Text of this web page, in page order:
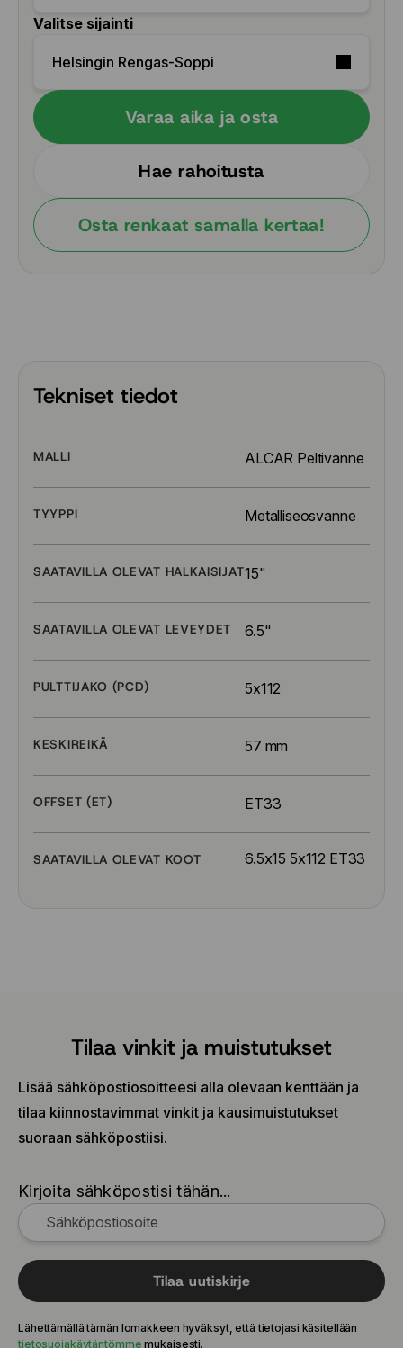
Valitse sijainti
Helsingin Rengas-Soppi
Varaa aika ja osta
Hae rahoitusta
Osta renkaat samalla kertaa!
Tekniset tiedot
MALLI ALCAR Peltivanne
TYYPPI Metalliseosvanne
SAATAVILLA OLEVAT HALKAISIJAT15"
SAATAVILLA OLEVAT LEVEYDET 6.5"
PULTTIJAKO (PCD) 5x112
KESKIREIKÄ 57 mm
OFFSET (ET) ET33
SAATAVILLA OLEVAT KOOT 6.5x15 5x112 ET33
Tilaa vinkit ja muistutukset
Lisää sähköpostiosoitteesi alla olevaan kenttään ja
tilaa kiinnostavimmat vinkit ja kausimuistutukset
suoraan sähköpostiisi.
Kirjoita sähköpostisi tähän...
Tilaa uutiskirje
Lähettämällä tämän lomakkeen hyväksyt, että tietojasi käsitellään
tietosuojakäytäntömme mukaisesti.